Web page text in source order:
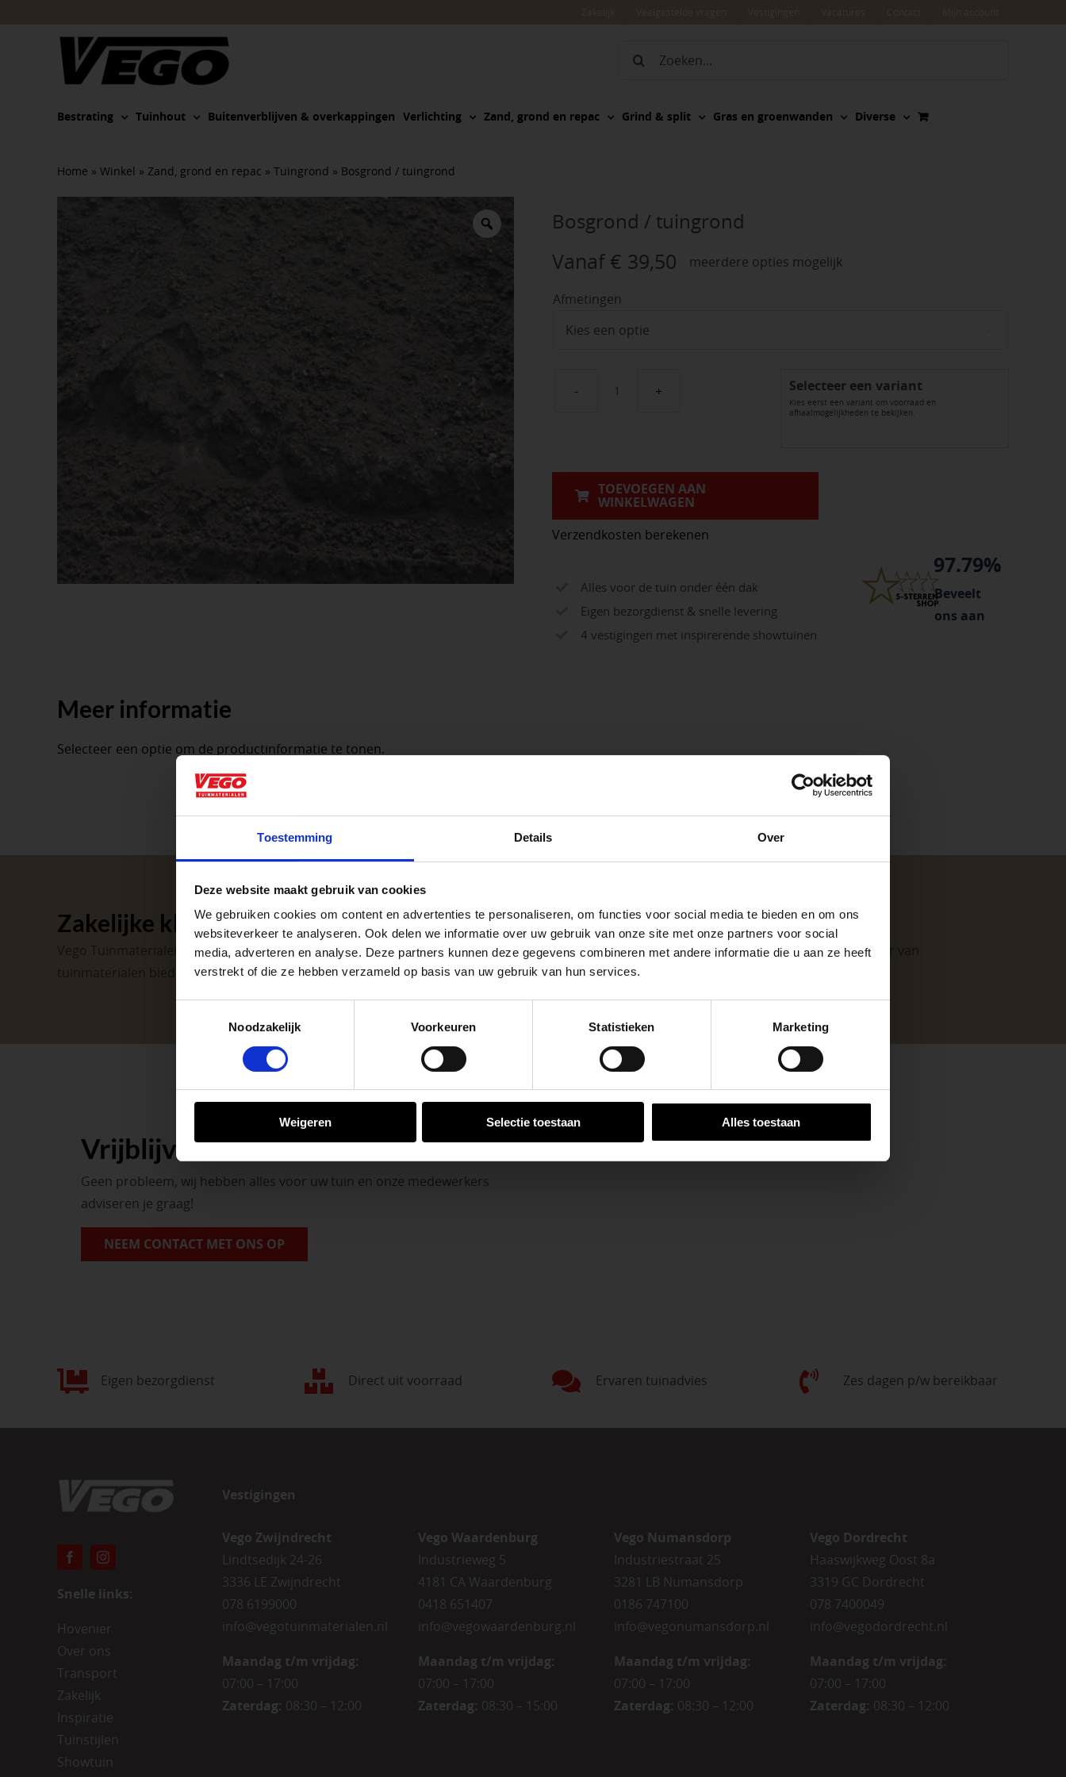
Toestemming Details Over
Deze website maakt gebruik van cookies
We gebruiken cookies om content en advertenties te personaliseren, om functies voor social media te bieden en om ons
websiteverkeer te analyseren. Ook delen we informatie over uw gebruik van onze site met onze partners voor social
media, adverteren en analyse. Deze partners kunnen deze gegevens combineren met andere informatie die u aan ze heeft
verstrekt of die ze hebben verzameld op basis van uw gebruik van hun services.
Noodzakelijk
Voorkeuren Statistieken Marketing
Weigeren Selectie toestaan Alles toestaan
Zoeken
Bestrating Tuinhout Buitenverblijven & overkappingen Verlichting Zand, grond en repac Grind & split Gras en groenwanden Diverse
Home » Winkel » Zand, grond en repac » Tuingrond » Bosgrond / tuingrond
Bosgrond / tuingrond
Vanaf € 39,50 meerdere opties mogelijk
Afmetingen
Bosgrond
Selecteer een variant
Kies eerst een variant om voorraad en
afhaalmogelijkheden te bekijken.
TOEVOEGEN AAN
WINKELWAGEN
Verzendkosten berekenen
Alles voor de tuin onder één dak
Eigen bezorgdienst & snelle levering
4 vestigingen met inspirerende showtuinen
97.79%
Beveelt
ons aan
Meer informatie
Selecteer een optie om de productinformatie te tonen.
Zakelijke klant worden
Vego Tuinmaterialen is de meest geschikte partner voor zakelijke klanten op zoek naar tuin- en infraproducten. Als professionele leverancier van
tuinmaterialen bieden wij een breed assortiment aan producten van topkwaliteit. Lees meer over de
Vrijblijvend advies?
Geen probleem, wij hebben alles voor uw tuin en onze medewerkers
adviseren je graag!
NEEM CONTACT MET ONS OP
Eigen bezorgdienst Direct uit voorraad Ervaren tuinadvies Zes dagen p/w bereikbaar
Snelle links:
Hovenier
Over ons
Transport
Zakelijk
Inspiratie
Tuinstijlen
Showtuin
Vestigingen
Vego Zwijndrecht
Lindtsedijk 24-26
3336 LE Zwijndrecht
078 6199000
info@vegotuinmaterialen.nl
Maandag t/m vrijdag:
07:00 – 17:00
Zaterdag: 08:30 – 12:00
Vego Waardenburg
Industrieweg 5
4181 CA Waardenburg
0418 651407
info@vegowaardenburg.nl
Maandag t/m vrijdag:
07:00 – 17:00
Zaterdag: 08:30 – 15:00
Vego Numansdorp
Industriestraat 25
3281 LB Numansdorp
0186 747100
info@vegonumansdorp.nl
Maandag t/m vrijdag:
07:00 – 17:00
Zaterdag: 08:30 – 12:00
Vego Dordrecht
Haaswijkweg Oost 8a
3319 GC Dordrecht
078 7400049
info@vegodordrecht.nl
Maandag t/m vrijdag:
07:00 – 17:00
Zaterdag: 08:30 – 12:00
Aangepaste openingstijden tijdens de vakantieperiode
op zaterdag. Bekijk de vestigingspagina voor de actuele openingstijden.
Afsluiting Papendrechtse Brug
Met vier vestigingen en inspirerende showtuinen helpen we je graag bij iedere stap van jouw
tuinproject.
BEKIJK ONZE VESTIGINGEN